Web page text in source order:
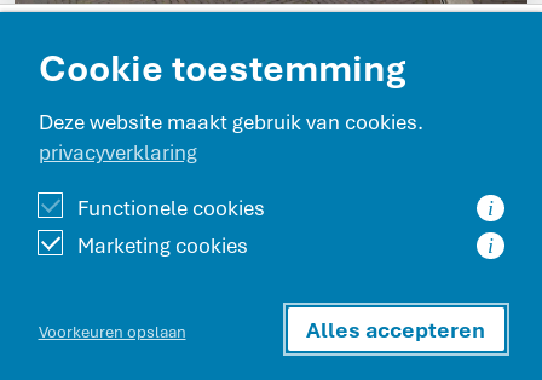
Projecten
Werken bij Beentjes GWW
Werknemers­portaal
Cookie toestemming
Deze website maakt gebruik van cookies.
privacyverklaring
Functionele cookies
i
Marketing cookies i
Voorkeuren opslaan Alles accepteren